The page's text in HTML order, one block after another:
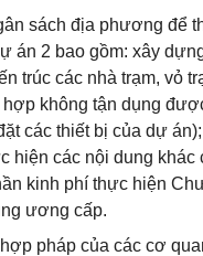
sách địa phương để
án 2 bao gồm: xây
trúc các nhà trạm, vỏ
không tận dụng
các thiết bị của dự án);
hiện các nội dung khác
kinh phí thực hiện
ương cấp.
pháp của các cơ